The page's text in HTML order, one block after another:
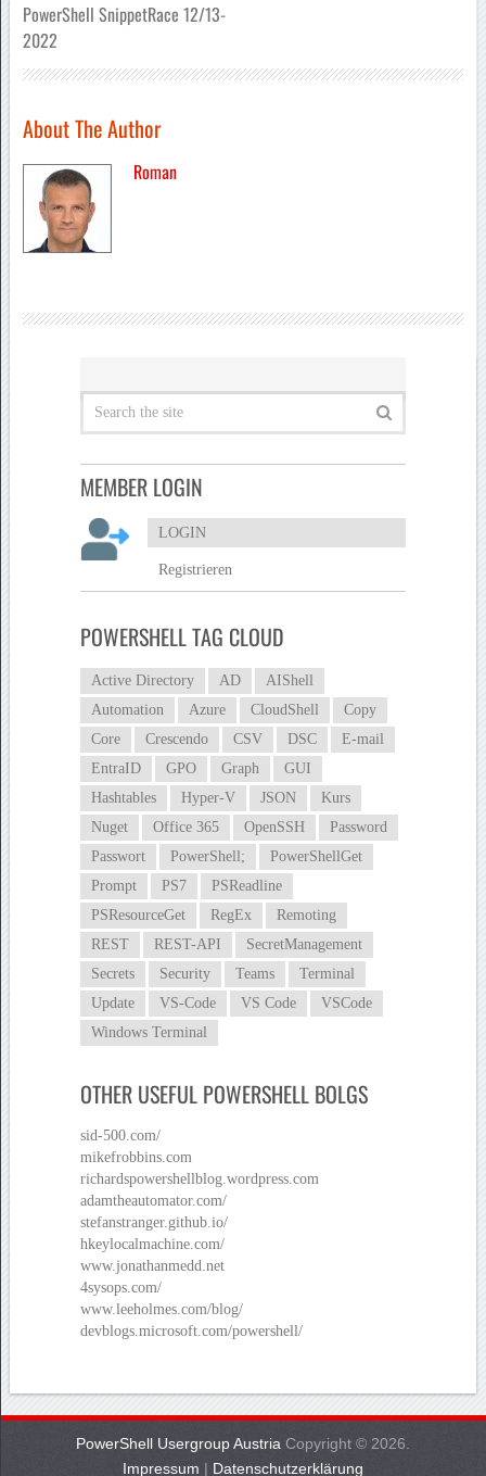
PowerShell SnippetRace 12/13-
2022
About The Author
Roman
MEMBER LOGIN
LOGIN
Registrieren
POWERSHELL TAG CLOUD
Active Directory AD
AIShell
Automation
Azure CloudShell
Copy
Core
Crescendo CSV DSC
E-mail
EntraID
GPO Graph
GUI
Hashtables
Hyper-V JSON
Kurs
Nuget
Office 365 OpenSSH
Password
Passwort
PowerShell;
PowerShellGet
Prompt
PS7
PSReadline
PSResourceGet
RegEx
Remoting
REST
REST-API
SecretManagement
Secrets
Security Teams
Terminal
Update
VS-Code VS Code
VSCode
Windows Terminal
OTHER USEFUL POWERSHELL BOLGS
sid-500.com/
mikefrobbins.com
richardspowershellblog.wordpress.com
adamtheautomator.com/
stefanstranger.github.io/
hkeylocalmachine.com/
www.jonathanmedd.net
4sysops.com/
www.leeholmes.com/blog/
devblogs.microsoft.com/powershell/
PowerShell Usergroup AustriaCopyright © 2026.
Impressum | Datenschutzerklärung